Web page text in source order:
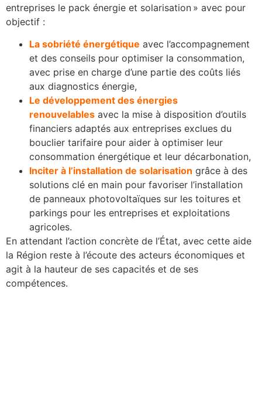
entreprises le pack énergie et solarisation » avec pour
objectif :
La sobriété énergétique avec l’accompagnement
et des conseils pour optimiser la consommation,
avec prise en charge d’une partie des coûts liés
aux diagnostics énergie,
Le développement des énergies
renouvelables avec la mise à disposition d’outils
financiers adaptés aux entreprises exclues du
bouclier tarifaire pour aider à optimiser leur
consommation énergétique et leur décarbonation,
Inciter à l’installation de solarisation grâce à des
solutions clé en main pour favoriser l’installation
de panneaux photovoltaïques sur les toitures et
parkings pour les entreprises et exploitations
agricoles.
En attendant l’action concrète de l’État, avec cette aide
la Région reste à l’écoute des acteurs économiques et
agit à la hauteur de ses capacités et de ses
compétences.